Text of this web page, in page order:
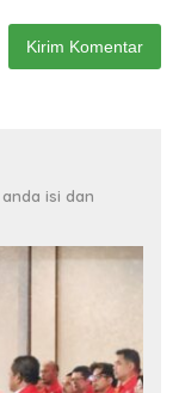
isi dan